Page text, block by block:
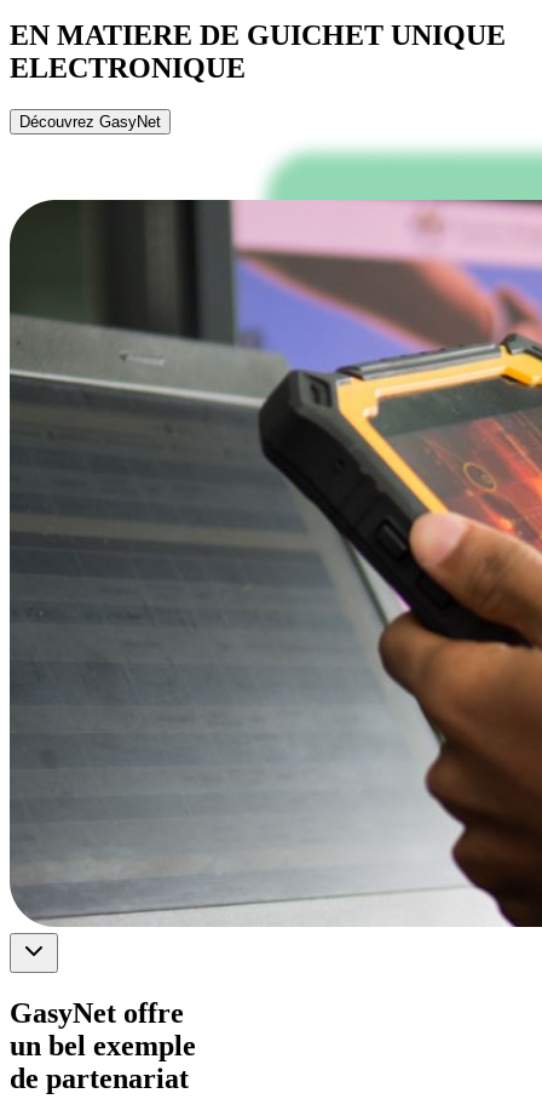
EN MATIERE DE GUICHET UNIQUE
ELECTRONIQUE
Découvrez GasyNet
GasyNet offre
un bel exemple
de partenariat